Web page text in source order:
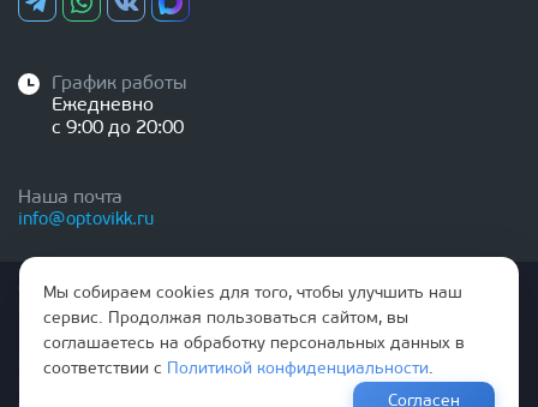
График работы
Ежедневно
с 9:00 до 20:00
Наша почта
info@optovikk.ru
Стоимость товаров и услуг, указанная на сайте,
Правила эксплутации входных и межкомнатных дверей
Мы собираем cookies для того, чтобы улучшить наш
сервис. Продолжая пользоваться сайтом, вы
соглашаетесь на обработку персональных данных в
соответствии с
Политикой конфиденциальности.
Согласен